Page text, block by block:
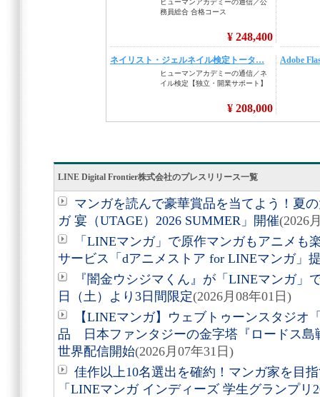
LINE Digital Frontier株式会社のプレスリリース一覧
マンガを読んで豪華賞品を当てよう！夏
ガ 宴（UTAGE）2026 SUMMER」開催(2026
「LINEマンガ」で原作マンガもアニメも
サービス「dアニメストア for LINEマンガ」
『闇金ウシジマくん』が「LINEマンガ」
日（土）より3日間限定(2026月08年01日)
【LINEマンガ】ウェブトゥーンスタジオ
品 日本ファンタジーの金字塔『ロードス島
世界配信開始(2026月07年31日)
佳作以上10名選出を確約！マンガ家を目
「LINEマンガ インディーズ 学生グランプリ